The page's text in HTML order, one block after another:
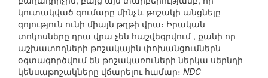
կուտակված գումարը մինչև թոշակի անցնելը
գոյություն ունի միայն թղթի վրա։ Իրական
տոկոսները դրա վրա չեն հաշվեգրվում , քանի որ
աշխատողների թոշակային փոխանցումներն
օգտագործվում են թոշակառուների ներկա սերնդի
կենսաթոշակները վճարելու համար։ NDC